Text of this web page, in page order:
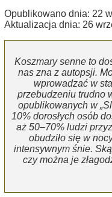
Opublikowano dnia: 22
Aktualizacja dnia: 26
Koszmary senne to
nas zna z autopsji.
wprowadzać w
przebudzeniu trudno
opublikowanych w
10% dorosłych osób
aż 50–70% ludzi
obudziło się w
intensywnym śnie.
czy można je